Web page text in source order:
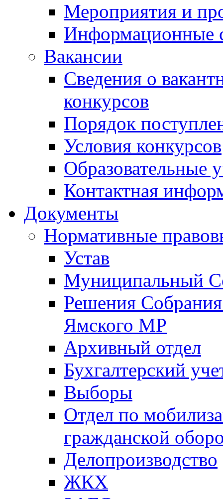
Мероприятия и
Информационные
Вакансии
Сведения о
конкурсов
Порядок
Условия конкурсов
Образовательные
Контактная
Документы
Нормативные
Устав
Муниципальный
Решения
Ямского МР
Архивный отдел
Бухгалтерский
Выборы
Отдел по
гражданской
Делопроизводство
ЖКХ